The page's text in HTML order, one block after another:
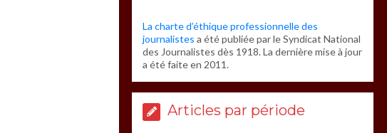
La charte d’éthique professionnelle des
journalistes a été publiée par le Syndicat National
des Journalistes dès 1918. La dernière mise à jour
a été faite en 2011.
Articles par période